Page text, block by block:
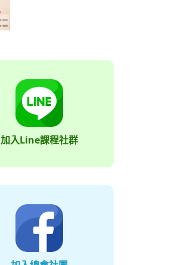
加入Line課程社群